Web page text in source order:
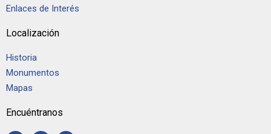
Enlaces de Interés
Localización
Historia
Monumentos
Mapas
Encuéntranos